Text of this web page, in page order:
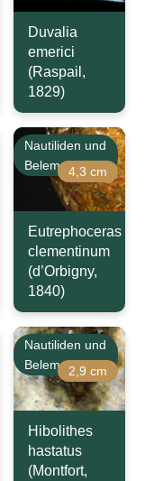
Duvalia
emerici
(Raspail,
1829)
Nautiliden und
Belemniten4,3 cm
Eutrephoceras
clementinum
(d’Orbigny,
1840)
Nautiliden und
Belemniten2,9 cm
Hibolithes
hastatus
(Montfort,